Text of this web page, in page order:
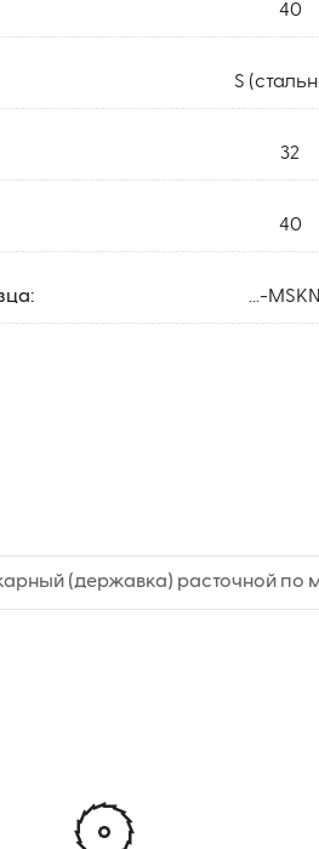
40
S
32
40
...-
(державка) расточной по